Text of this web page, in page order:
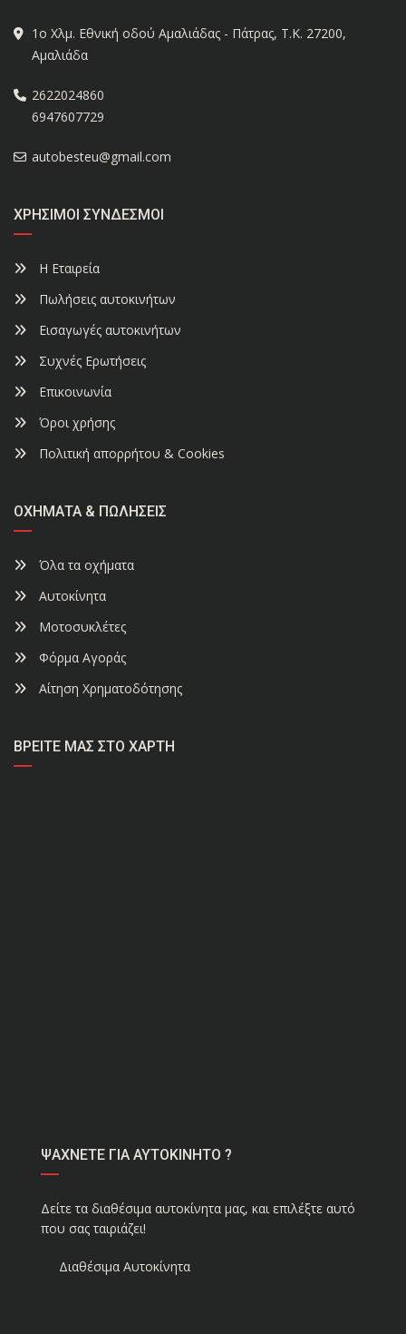
1ο Χλμ. Εθνική οδού Αμαλιάδας - Πάτρας, Τ.Κ. 27200,
Αμαλιάδα
2622024860
6947607729
autobesteu@gmail.com
ΧΡΉΣΙΜΟΙ ΣΎΝΔΕΣΜΟΙ
Η Εταιρεία
Πωλήσεις αυτοκινήτων
Εισαγωγές αυτοκινήτων
Συχνές Ερωτήσεις
Επικοινωνία
Όροι χρήσης
Πολιτική απορρήτου & Cookies
ΟΧΉΜΑΤΑ & ΠΩΛΉΣΕΙΣ
Όλα τα οχήματα
Αυτοκίνητα
Μοτοσυκλέτες
Φόρμα Αγοράς
Αίτηση Χρηματοδότησης
ΒΡΕΊΤΕ ΜΑΣ ΣΤΟ ΧΆΡΤΗ
ΨΑΧΝΕΤΕ ΓΙΑ ΑΥΤΟΚΙΝΗΤΟ ?
Δείτε τα διαθέσιμα αυτοκίνητα μας, και επιλέξτε αυτό
που σας ταιριάζει!
Διαθέσιμα Αυτοκίνητα